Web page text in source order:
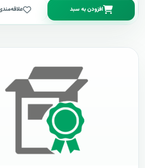
افزودن به سبد